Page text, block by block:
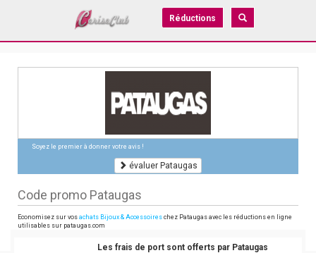
Réductions
Soyez le premier à donner votre avis !
évaluer Pataugas
Code promo Pataugas
Economisez sur vos achats Bijoux & Accessoires chez Pataugas avec les réductions en ligne
utilisables sur pataugas.com
Les frais de port sont offerts par Pataugas